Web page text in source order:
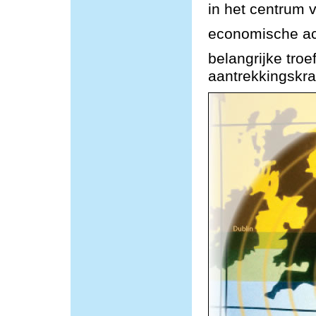
in het centrum
economische
belangrijke